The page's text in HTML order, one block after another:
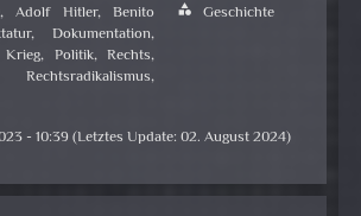
,Adolf Hitler,Benito
,Dokumentation,
Krieg, Politik,Rechts,
Rechtsradikalismus,
category Geschichte
- 10:39 (Letztes Update: 02. August 2024)